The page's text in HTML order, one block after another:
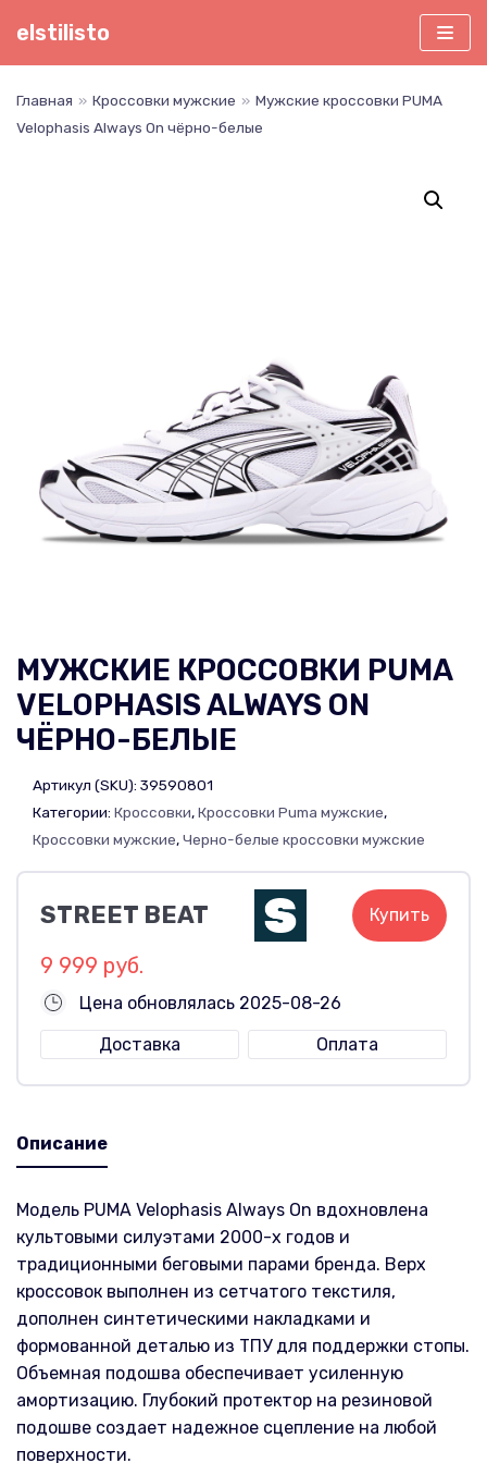
Перейти
elstilisto
Главная » Кроссовки мужские » Мужские кроссовки PUMA
Velophasis Always On чёрно-белые
МУЖСКИЕ КРОССОВКИ PUMA
VELOPHASIS ALWAYS ON
ЧЁРНО-БЕЛЫЕ
Артикул (SKU): 39590801
Категории: Кроссовки,Кроссовки Puma мужские,
Кроссовки мужские,Черно-белые кроссовки мужские
STREET BEAT Купить
9 999 руб.
Цена обновлялась 2025-08-26
Доставка
Оплата
Описание
Модель PUMA Velophasis Always On вдохновлена
культовыми силуэтами 2000-х годов и
традиционными беговыми парами бренда. Верх
кроссовок выполнен из сетчатого текстиля,
дополнен синтетическими накладками и
формованной деталью из ТПУ для поддержки стопы.
Объемная подошва обеспечивает усиленную
амортизацию. Глубокий протектор на резиновой
подошве создает надежное сцепление на любой
поверхности.